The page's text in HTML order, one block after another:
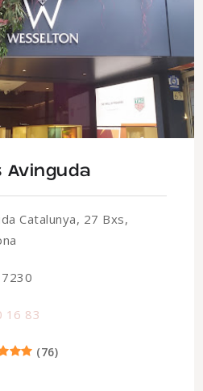
Avinguda
Catalunya, 27 Bxs,
16 83
(76)